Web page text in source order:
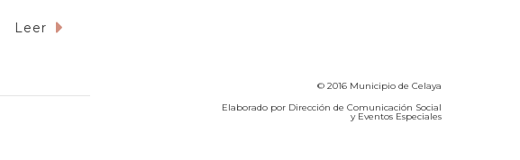
Leer
© 2016 Municipio de Celaya
Elaborado por Dirección de Comunicación Social
y Eventos Especiales